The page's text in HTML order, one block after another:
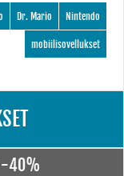
Nintendo
Dr. Mario
mobiilisovellukset
-40%